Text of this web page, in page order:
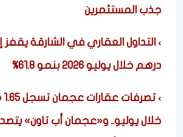
جذب المستثمرين
درهم خلال يوليو 2026 بنمو 61.8%
خلال يوليو.. و«عجمان أب تاون»